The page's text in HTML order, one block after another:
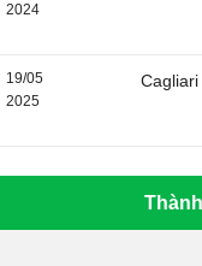
2024
19/05
2025
Cagliari